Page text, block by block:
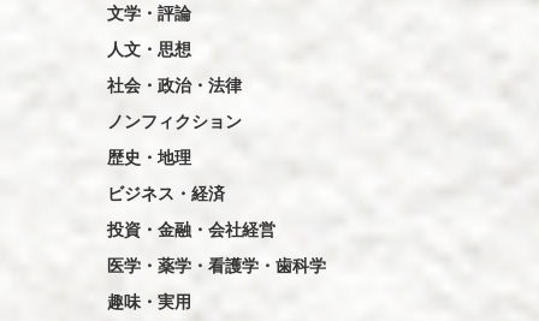
文学・評論
人文・思想
社会・政治・法律
ノンフィクション
歴史・地理
ビジネス・経済
投資・金融・会社経営
医学・薬学・看護学・歯科学
趣味・実用